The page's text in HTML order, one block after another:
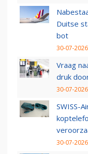
Duitse
bot
30-07-
Vraag
druk
30-07-
SWISS-
30-07-